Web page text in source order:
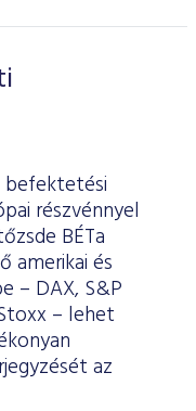
részvénnyel
BÉTa
amerikai és
– DAX, S&P
– lehet
az